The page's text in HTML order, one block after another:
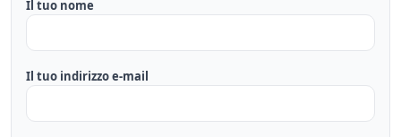
Il tuo nome
Il tuo indirizzo e-mail